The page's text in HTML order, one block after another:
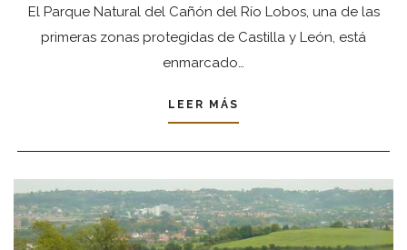
El Parque Natural del Cañón del Río Lobos, una de las
primeras zonas protegidas de Castilla y León, está
enmarcado…
LEER MÁS